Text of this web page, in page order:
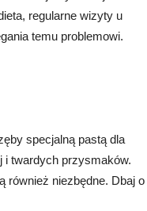
regularne wizyty u
temu problemowi.
specjalną pastą dla
i twardych przysmaków.
również niezbędne. Dbaj o